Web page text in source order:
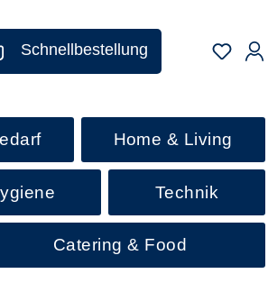
Schnellbestellung
Home & Living
Technik
Catering & Food